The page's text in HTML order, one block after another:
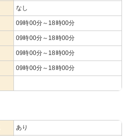
なし
09時00分～18時00分
09時00分～18時00分
09時00分～18時00分
09時00分～18時00分
あり